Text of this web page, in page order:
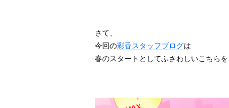
さて、
今回の彩香スタッフブログは
春のスタートとしてふさわしいこちら